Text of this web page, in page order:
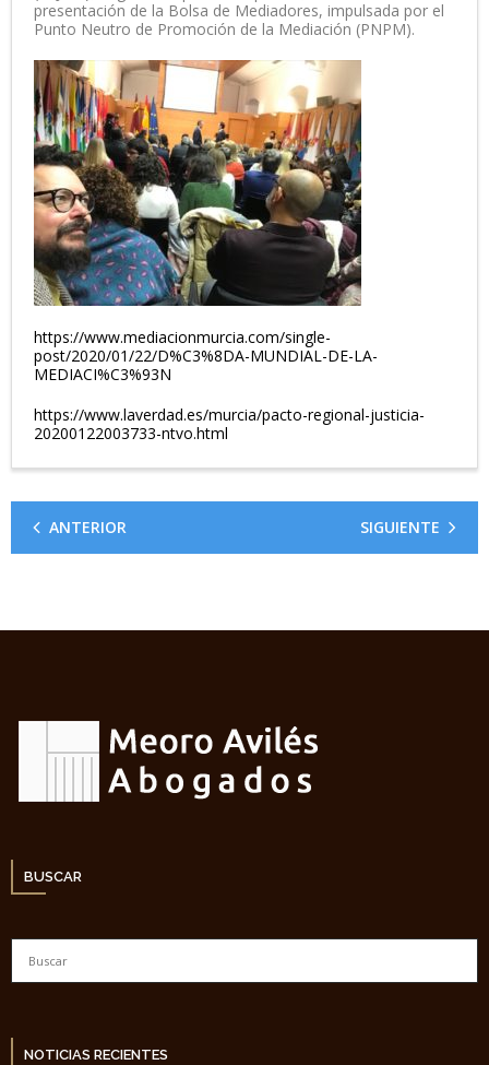
presentación de la Bolsa de Mediadores, impulsada por el
Punto Neutro de Promoción de la Mediación (PNPM).
https://www.mediacionmurcia.com/single-
post/2020/01/22/D%C3%8DA-MUNDIAL-DE-LA-
MEDIACI%C3%93N
https://www.laverdad.es/murcia/pacto-regional-justicia-
20200122003733-ntvo.html
ANTERIOR SIGUIENTE
BUSCAR
NOTICIAS RECIENTES